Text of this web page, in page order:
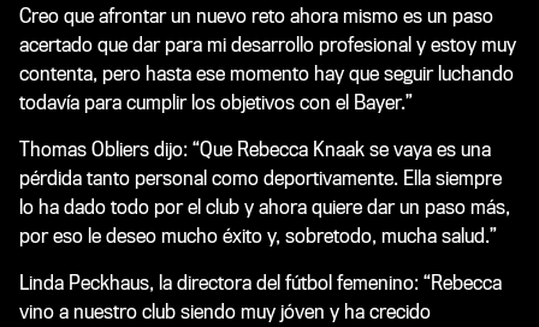
Creo que afrontar un nuevo reto ahora mismo es un paso
acertado que dar para mi desarrollo profesional y estoy muy
contenta, pero hasta ese momento hay que seguir luchando
todavía para cumplir los objetivos con el Bayer.”
Thomas Obliers dijo: “Que Rebecca Knaak se vaya es una
pérdida tanto personal como deportivamente. Ella siempre
lo ha dado todo por el club y ahora quiere dar un paso más,
por eso le deseo mucho éxito y, sobretodo, mucha salud.”
Linda Peckhaus, la directora del fútbol femenino: “Rebecca
vino a nuestro club siendo muy jóven y ha crecido